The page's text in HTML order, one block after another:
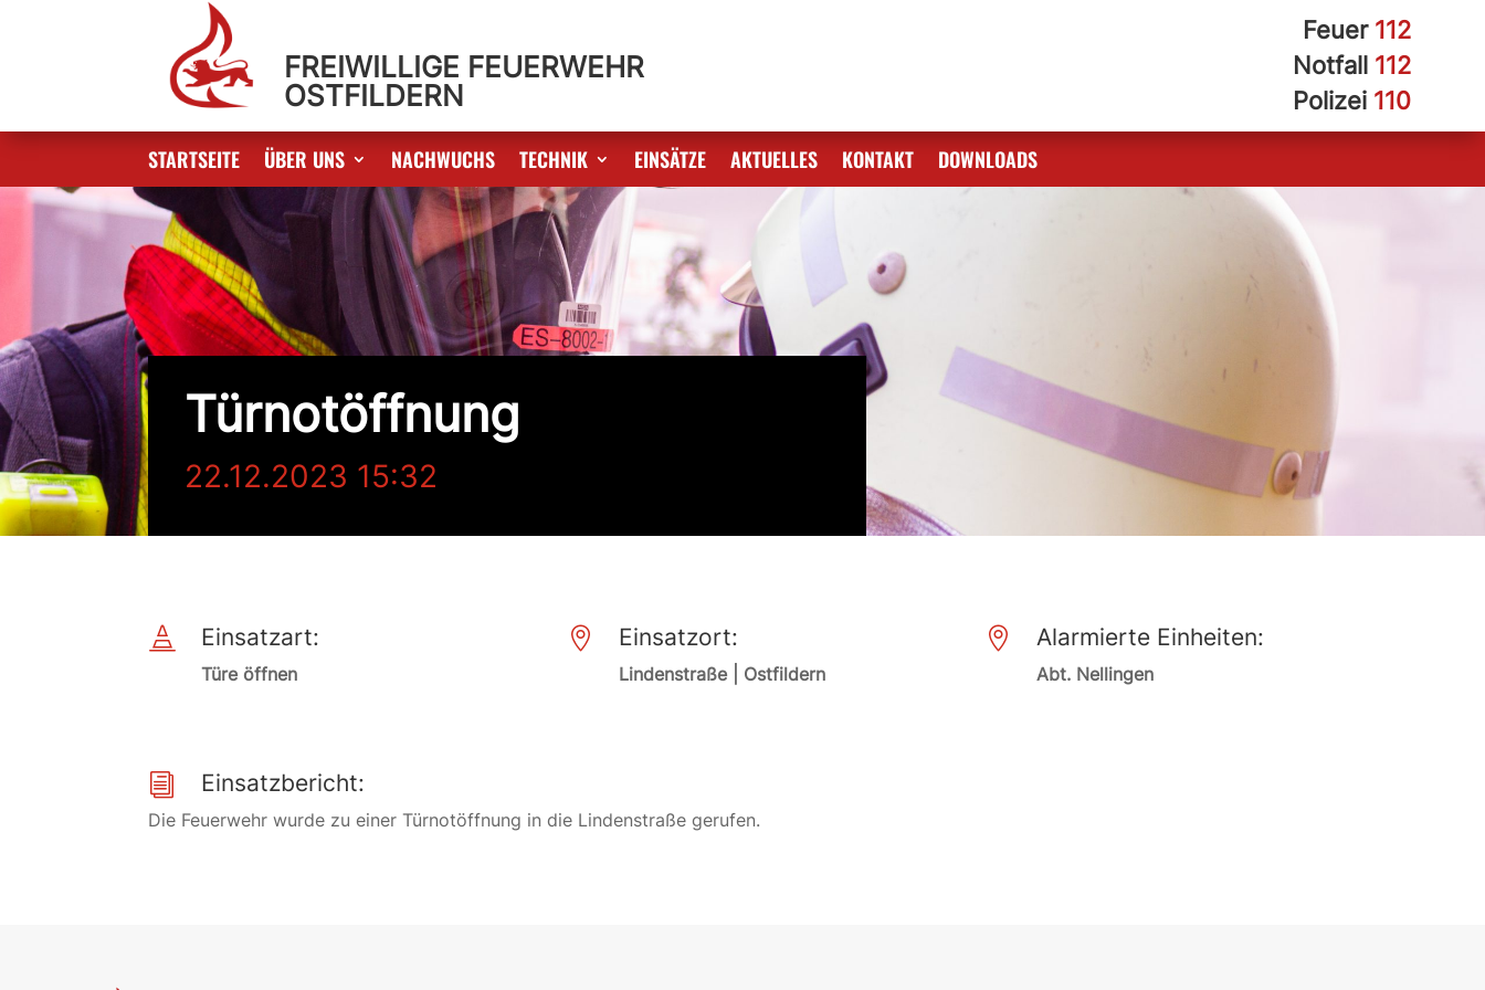
FREIWILLIGE FEUERWEHR
OSTFILDERN
Feuer 112
Notfall 112
Polizei 110
STARTSEITE ÜBER UNS NACHWUCHS TECHNIK EINSÄTZE AKTUELLES KONTAKT DOWNLOADS
Türnotöffnung
22.12.2023 15:32
 Einsatzart:
Türe öffnen
 Einsatzort:
Lindenstraße | Ostfildern
 Alarmierte Einheiten:
Abt. Nellingen
i Einsatzbericht:
Die Feuerwehr wurde zu einer Türnotöffnung in die Lindenstraße gerufen.